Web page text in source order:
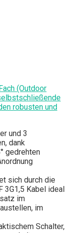
(Outdoor
robusten und
und 3
dank
gedrehten
sich durch die
3G1,5 Kabel ideal
im
im
Schalter,